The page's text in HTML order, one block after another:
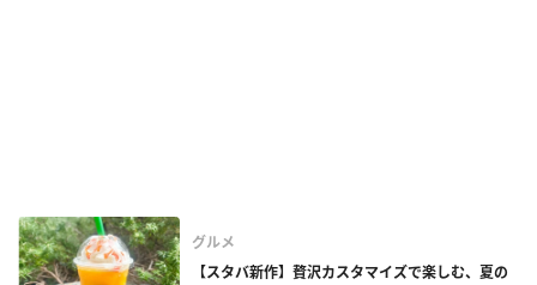
グルメ
【スタバ新作】贅沢カスタマイズで楽しむ、夏の